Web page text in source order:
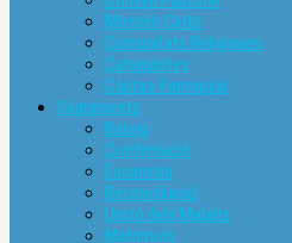
Mossèn Cinto
Comunitats Religioses
Catequistes
Càritas Parroquial
Sagraments
Bateig
Confirmació
Eucaristia
Reconciliació
Unció dels Malalts
Matrimoni